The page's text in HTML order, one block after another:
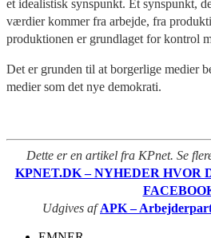
et idealistisk synspunkt. Et synspunkt,
værdier kommer fra arbejde, fra
produktionen er grundlaget for kontrol
Det er grunden til at borgerlige medier
medier som det nye demokrati.
Dette er en artikel fra KPnet. Se
KPNET.DK – NYHEDER HVOR
Udgives afAPK –